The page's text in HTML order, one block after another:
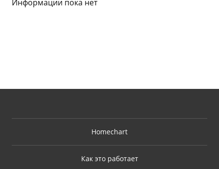
Информации пока нет
Homechart
Как это работает